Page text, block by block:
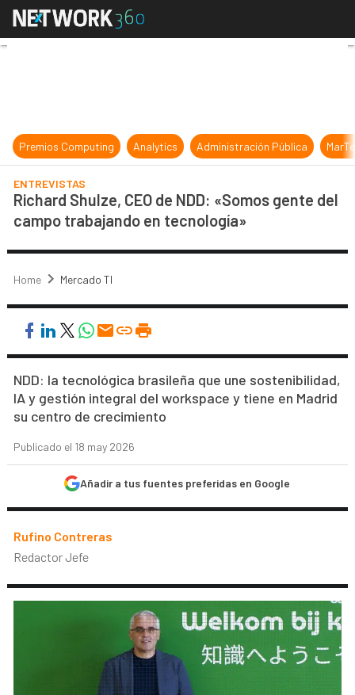
Richard Shulze, CEO de NDD:
Premios Computing Analytics Administración Pública
ENTREVISTAS
Richard Shulze, CEO de NDD: «Somos gente del
campo trabajando en tecnología»
Home Mercado TI
NDD: la tecnológica brasileña que une sostenibilidad,
IA y gestión integral del workspace y tiene en Madrid
su centro de crecimiento
Publicado el 18 may 2026
Añadir a tus fuentes preferidas en Google
Rufino Contreras
Redactor Jefe